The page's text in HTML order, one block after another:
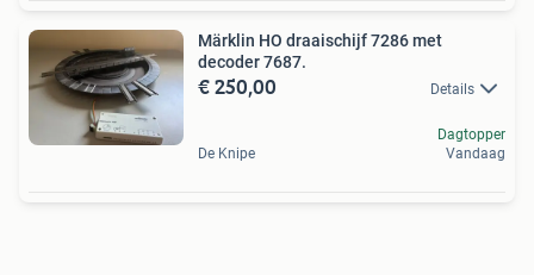
Märklin HO draaischijf 7286 met
decoder 7687.
€ 250,00 Details
De Knipe
Dagtopper
Vandaag